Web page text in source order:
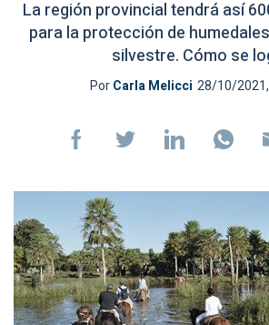
La región provincial tendrá así
para la protección de
silvestre. Cómo se
PorCarla Melicci 28/10/